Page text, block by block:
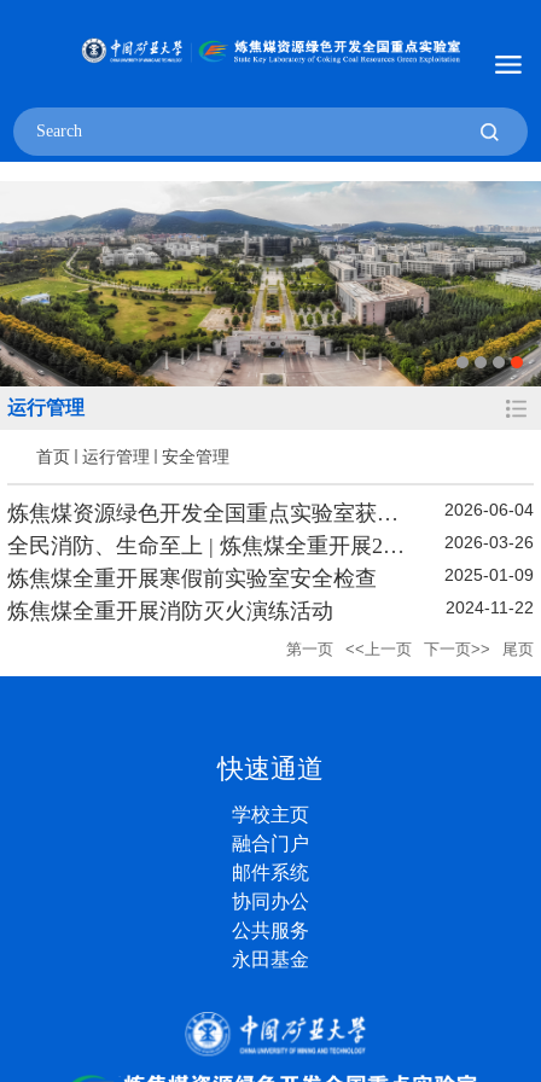
运行管理
首页 运行管理 安全管理
炼焦煤资源绿色开发全国重点实验室获多
项校级安全表彰
2026-06-04
全民消防、生命至上 | 炼焦煤全重开展202
6年消防应急疏散演练
2026-03-26
炼焦煤全重开展寒假前实验室安全检查 2025-01-09
炼焦煤全重开展消防灭火演练活动 2024-11-22
第一页 <<上一页 下一页>> 尾页
快速通道
学校主页
融合门户
邮件系统
协同办公
公共服务
永田基金